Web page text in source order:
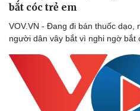
bắt cóc trẻ em
VOV.VN - Đang đi bán thuốc dạo,
người dân vây bắt vì nghi ngờ bắt